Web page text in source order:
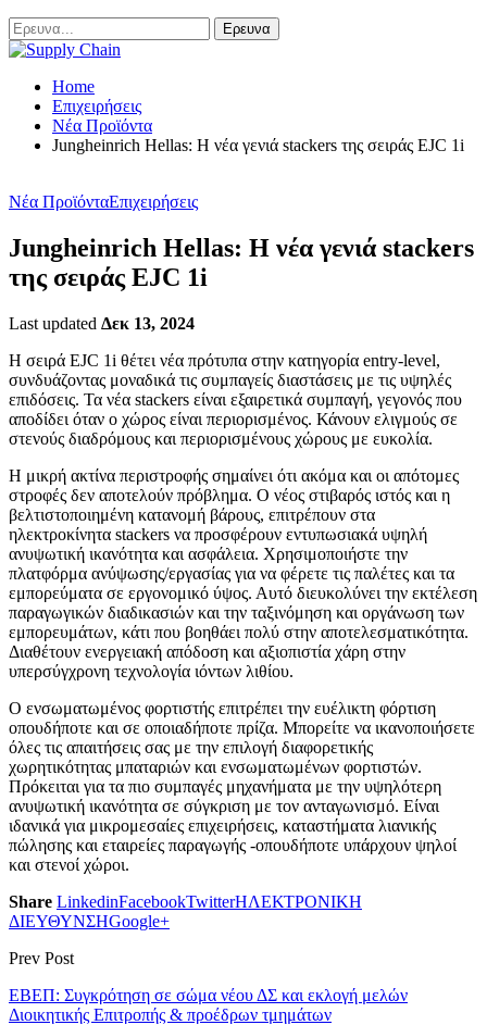
Home
Επιχειρήσεις
Νέα Προϊόντα
Jungheinrich Hellas: Η νέα γενιά stackers της σειράς EJC 1i
Νέα ΠροϊόνταΕπιχειρήσεις
Jungheinrich Hellas: Η νέα γενιά stackers
της σειράς EJC 1i
Last updated Δεκ 13, 2024
Η σειρά EJC 1i θέτει νέα πρότυπα στην κατηγορία entry-level,
συνδυάζοντας μοναδικά τις συμπαγείς διαστάσεις με τις υψηλές
επιδόσεις. Τα νέα stackers είναι εξαιρετικά συμπαγή, γεγονός που
αποδίδει όταν ο χώρος είναι περιορισμένος. Κάνουν ελιγμούς σε
στενούς διαδρόμους και περιορισμένους χώρους με ευκολία.
Η μικρή ακτίνα περιστροφής σημαίνει ότι ακόμα και οι απότομες
στροφές δεν αποτελούν πρόβλημα. Ο νέος στιβαρός ιστός και η
βελτιστοποιημένη κατανομή βάρους, επιτρέπουν στα
ηλεκτροκίνητα stackers να προσφέρουν εντυπωσιακά υψηλή
ανυψωτική ικανότητα και ασφάλεια. Χρησιμοποιήστε την
πλατφόρμα ανύψωσης/εργασίας για να φέρετε τις παλέτες και τα
εμπορεύματα σε εργονομικό ύψος. Αυτό διευκολύνει την εκτέλεση
παραγωγικών διαδικασιών και την ταξινόμηση και οργάνωση των
εμπορευμάτων, κάτι που βοηθάει πολύ στην αποτελεσματικότητα.
Διαθέτουν ενεργειακή απόδοση και αξιοπιστία χάρη στην
υπερσύγχρονη τεχνολογία ιόντων λιθίου.
Ο ενσωματωμένος φορτιστής επιτρέπει την ευέλικτη φόρτιση
οπουδήποτε και σε οποιαδήποτε πρίζα. Μπορείτε να ικανοποιήσετε
όλες τις απαιτήσεις σας με την επιλογή διαφορετικής
χωρητικότητας μπαταριών και ενσωματωμένων φορτιστών.
Πρόκειται για τα πιο συμπαγές μηχανήματα με την υψηλότερη
ανυψωτική ικανότητα σε σύγκριση με τον ανταγωνισμό. Είναι
ιδανικά για μικρομεσαίες επιχειρήσεις, καταστήματα λιανικής
πώλησης και εταιρείες παραγωγής -οπουδήποτε υπάρχουν ψηλοί
και στενοί χώροι.
Share LinkedinFacebookTwitterΗΛΕΚΤΡΟΝΙΚΗ
ΔΙΕΥΘΥΝΣΗGoogle+
Prev Post
ΕΒΕΠ: Συγκρότηση σε σώμα νέου ΔΣ και εκλογή μελών
Διοικητικής Επιτροπής & προέδρων τμημάτων